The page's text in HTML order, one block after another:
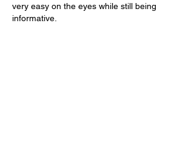
very easy on the eyes while still being
informative.